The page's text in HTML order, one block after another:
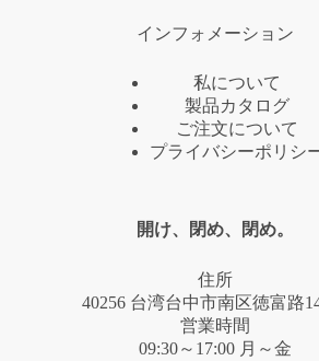
インフォメーション
私について
製品カタログ
ご注文について
プライバシーポリシ
開け、閉め、閉め。
住所
40256 台湾台中市南区徳富路
営業時間
09:30～17:00 月～金